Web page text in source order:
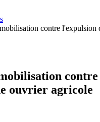
contre l'expulsion
contre
ouvrier agricole